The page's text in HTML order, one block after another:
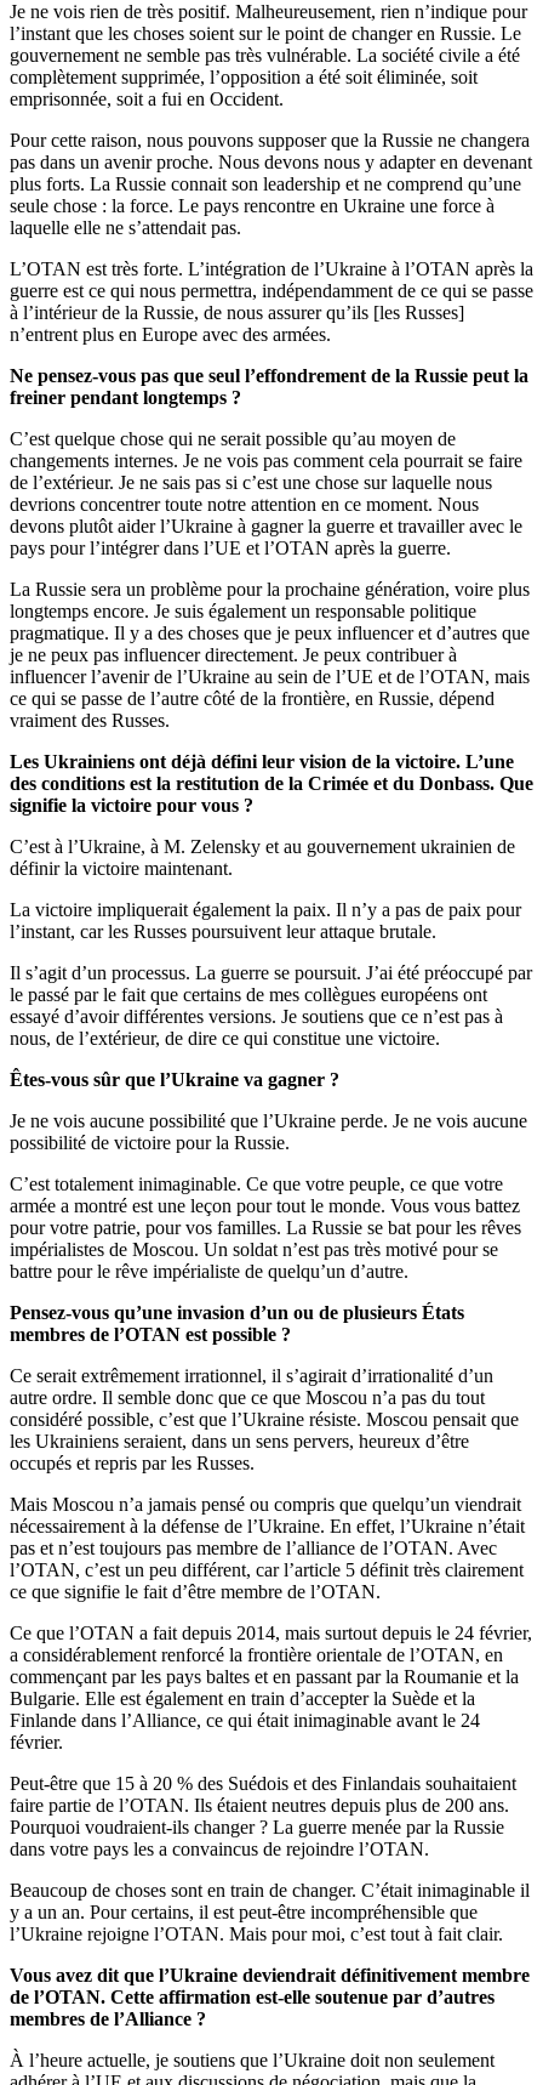
Je ne vois rien de très positif. Malheureusement, rien n’indique pour
l’instant que les choses soient sur le point de changer en Russie. Le
gouvernement ne semble pas très vulnérable. La société civile a été
complètement supprimée, l’opposition a été soit éliminée, soit
emprisonnée, soit a fui en Occident.
Pour cette raison, nous pouvons supposer que la Russie ne changera
pas dans un avenir proche. Nous devons nous y adapter en devenant
plus forts. La Russie connait son leadership et ne comprend qu’une
seule chose : la force. Le pays rencontre en Ukraine une force à
laquelle elle ne s’attendait pas.
L’OTAN est très forte. L’intégration de l’Ukraine à l’OTAN après la
guerre est ce qui nous permettra, indépendamment de ce qui se passe
à l’intérieur de la Russie, de nous assurer qu’ils [les Russes]
n’entrent plus en Europe avec des armées.
Ne pensez-vous pas que seul l’effondrement de la Russie peut la
freiner pendant longtemps ?
C’est quelque chose qui ne serait possible qu’au moyen de
changements internes. Je ne vois pas comment cela pourrait se faire
de l’extérieur. Je ne sais pas si c’est une chose sur laquelle nous
devrions concentrer toute notre attention en ce moment. Nous
devons plutôt aider l’Ukraine à gagner la guerre et travailler avec le
pays pour l’intégrer dans l’UE et l’OTAN après la guerre.
La Russie sera un problème pour la prochaine génération, voire plus
longtemps encore. Je suis également un responsable politique
pragmatique. Il y a des choses que je peux influencer et d’autres que
je ne peux pas influencer directement. Je peux contribuer à
influencer l’avenir de l’Ukraine au sein de l’UE et de l’OTAN, mais
ce qui se passe de l’autre côté de la frontière, en Russie, dépend
vraiment des Russes.
Les Ukrainiens ont déjà défini leur vision de la victoire. L’une
des conditions est la restitution de la Crimée et du Donbass. Que
signifie la victoire pour vous ?
C’est à l’Ukraine, à M. Zelensky et au gouvernement ukrainien de
définir la victoire maintenant.
La victoire impliquerait également la paix. Il n’y a pas de paix pour
l’instant, car les Russes poursuivent leur attaque brutale.
Il s’agit d’un processus. La guerre se poursuit. J’ai été préoccupé par
le passé par le fait que certains de mes collègues européens ont
essayé d’avoir différentes versions. Je soutiens que ce n’est pas à
nous, de l’extérieur, de dire ce qui constitue une victoire.
Êtes-vous sûr que l’Ukraine va gagner ?
Je ne vois aucune possibilité que l’Ukraine perde. Je ne vois aucune
possibilité de victoire pour la Russie.
C’est totalement inimaginable. Ce que votre peuple, ce que votre
armée a montré est une leçon pour tout le monde. Vous vous battez
pour votre patrie, pour vos familles. La Russie se bat pour les rêves
impérialistes de Moscou. Un soldat n’est pas très motivé pour se
battre pour le rêve impérialiste de quelqu’un d’autre.
Pensez-vous qu’une invasion d’un ou de plusieurs États
membres de l’OTAN est possible ?
Ce serait extrêmement irrationnel, il s’agirait d’irrationalité d’un
autre ordre. Il semble donc que ce que Moscou n’a pas du tout
considéré possible, c’est que l’Ukraine résiste. Moscou pensait que
les Ukrainiens seraient, dans un sens pervers, heureux d’être
occupés et repris par les Russes.
Mais Moscou n’a jamais pensé ou compris que quelqu’un viendrait
nécessairement à la défense de l’Ukraine. En effet, l’Ukraine n’était
pas et n’est toujours pas membre de l’alliance de l’OTAN. Avec
l’OTAN, c’est un peu différent, car l’article 5 définit très clairement
ce que signifie le fait d’être membre de l’OTAN.
Ce que l’OTAN a fait depuis 2014, mais surtout depuis le 24 février,
a considérablement renforcé la frontière orientale de l’OTAN, en
commençant par les pays baltes et en passant par la Roumanie et la
Bulgarie. Elle est également en train d’accepter la Suède et la
Finlande dans l’Alliance, ce qui était inimaginable avant le 24
février.
Peut-être que 15 à 20 % des Suédois et des Finlandais souhaitaient
faire partie de l’OTAN. Ils étaient neutres depuis plus de 200 ans.
Pourquoi voudraient-ils changer ? La guerre menée par la Russie
dans votre pays les a convaincus de rejoindre l’OTAN.
Beaucoup de choses sont en train de changer. C’était inimaginable il
y a un an. Pour certains, il est peut-être incompréhensible que
l’Ukraine rejoigne l’OTAN. Mais pour moi, c’est tout à fait clair.
Vous avez dit que l’Ukraine deviendrait définitivement membre
de l’OTAN. Cette affirmation est-elle soutenue par d’autres
membres de l’Alliance ?
À l’heure actuelle, je soutiens que l’Ukraine doit non seulement